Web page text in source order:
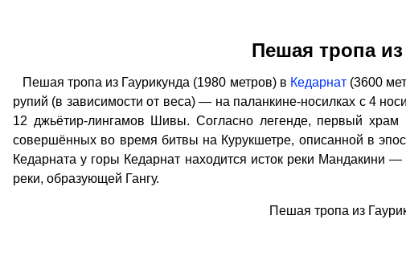
Пешая тропа из
Пешая тропа из Гаурикунда (1980 метров) в Кедарнат(3600
рупий (в зависимости от веса) — на паланкине-носилках с 4
12 джьётир-лингамов Шивы. Согласно легенде, первый
совершённых во время битвы на Курукшетре, описанной в
Кедарната у горы Кедарнат находится исток реки Мандакини
реки, образующей Гангу.
Пешая тропа из